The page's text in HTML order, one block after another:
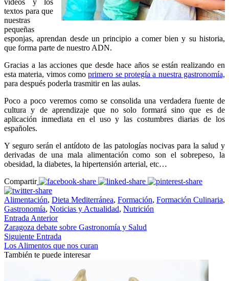
textos para que
nuestras
pequeñas
esponjas, aprendan desde un principio a comer bien y su historia,
que forma parte de nuestro ADN.
Gracias a las acciones que desde hace años se están realizando en
esta materia, vimos comoprimero se protegía a nuestra gastronomía,
para después poderla trasmitir en las aulas.
Poco a poco veremos como se consolida una verdadera fuente de
cultura y de aprendizaje que no solo formará sino que es de
aplicación inmediata en el uso y las costumbres diarias de los
españoles.
Y seguro serán el antídoto de las patologías nocivas para la salud y
derivadas de una mala alimentación como son el sobrepeso, la
obesidad, la diabetes, la hipertensión arterial, etc…
Compartir
Alimentación, Dieta Mediterránea, Formación, Formación Culinaria,
Gastronomía, Noticias y Actualidad, Nutrición
Entrada Anterior
Zaragoza debate sobre Gastronomía y Salud
Siguiente Entrada
Los Alimentos que nos curan
También te puede interesar